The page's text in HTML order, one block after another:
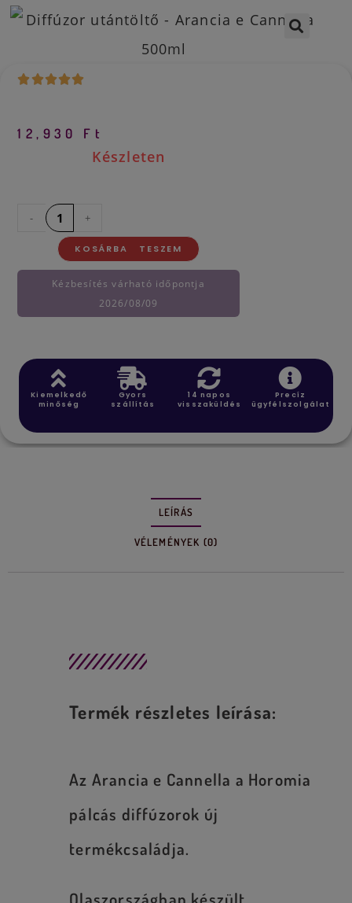
12,930 Ft
Készleten
- +
KOSÁRBA TESZEM
Kézbesítés várható időpontja
2026/08/09
Kiemelkedő
minőség
Gyors
szállítás
14 napos
visszaküldés
Precíz
ügyfélszolgálat
LEÍRÁS
VÉLEMÉNYEK (0)
Termék részletes leírása:
Az Arancia e Cannella a Horomia
pálcás diffúzorok új
termékcsaládja.
Olaszországban készült